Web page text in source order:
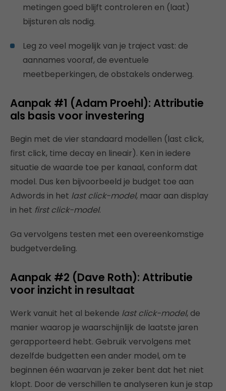
metingen goed blijft controleren en (laat)
bijsturen als nodig.
Leg zo veel mogelijk van je traject vast: de
aannames vooraf, de eventuele
meetbeperkingen, de obstakels onderweg.
Aanpak #1 (Adam Proehl): Attributie
als basis voor investering
Begin met de vier standaard modellen (last click,
first click, time decay en lineair). Ken in iedere
situatie de waarde toe per kanaal, conform dat
model. Dus ken bijvoorbeeld je budget toe aan
Adwords in het last click-model, maar aan display
in het first click-model.
Ga vervolgens testen met een overeenkomstige
budgetverdeling.
Aanpak #2 (Dave Roth): Attributie
voor inzicht in resultaat
Werk vanuit het al bekende last click-model, de
manier waarop je waarschijnlijk de laatste jaren
gerapporteerd hebt. Gebruik vervolgens met
dezelfde budgetten een ander model, om te
beginnen één waarvan je zeker bent dat het niet
klopt. Door de verschillen te analyseren kun je stap